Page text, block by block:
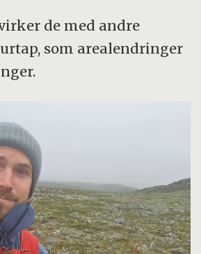
de med andre
som arealendringer